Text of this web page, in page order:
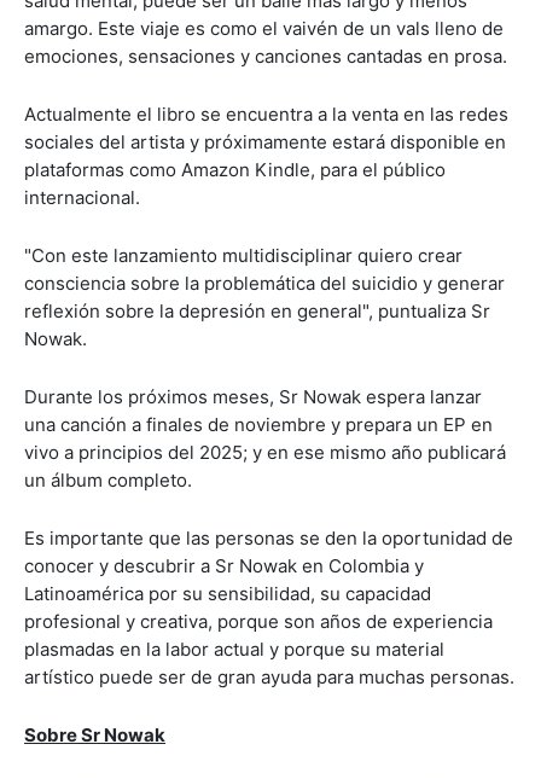
amargo. Este viaje es como el vaivén de un vals lleno de
emociones, sensaciones y canciones cantadas en prosa.
Actualmente el libro se encuentra a la venta en las redes
sociales del artista y próximamente estará disponible en
plataformas como Amazon Kindle, para el público
internacional.
"Con este lanzamiento multidisciplinar quiero crear
consciencia sobre la problemática del suicidio y generar
reflexión sobre la depresión en general", puntualiza Sr
Nowak.
Durante los próximos meses, Sr Nowak espera lanzar
una canción a finales de noviembre y prepara un EP en
vivo a principios del 2025; y en ese mismo año publicará
un álbum completo.
Es importante que las personas se den la oportunidad de
conocer y descubrir a Sr Nowak en Colombia y
Latinoamérica por su sensibilidad, su capacidad
profesional y creativa, porque son años de experiencia
plasmadas en la labor actual y porque su material
artístico puede ser de gran ayuda para muchas personas.
Sobre Sr Nowak